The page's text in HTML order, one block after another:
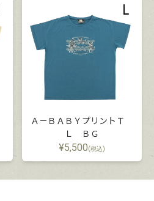
Ａ－ＢＡＢＹプリントＴ
Ｌ ＢＧ
¥5,500(税込)